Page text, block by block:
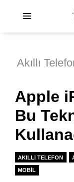
Akıllı
Apple
Bu
AKILLI TELEFON
MOBIL